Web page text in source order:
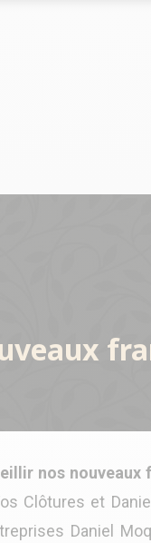
nos nouveaux
Clôtures et
Daniel